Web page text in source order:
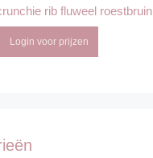
rib fluweel roestbruin
Login voor prijzen